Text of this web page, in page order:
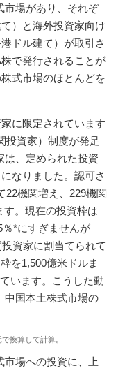
市場があり、それぞ
）と海外投資家向け
ドル建て）が取引さ
で発行されることが
式市場のほとんどを
に限定されています
投資家）制度が発足
は、定められた投資
なりました。認可さ
22機関増え、229機関
。現在の投資枠は
*にすぎませんが
資家に割当てられて
を1,500億米ドルま
います。こうした動
中国本土株式市場の
換算して計算。
場への投資に、上